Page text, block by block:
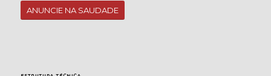
ANUNCIE NA SAUDADE